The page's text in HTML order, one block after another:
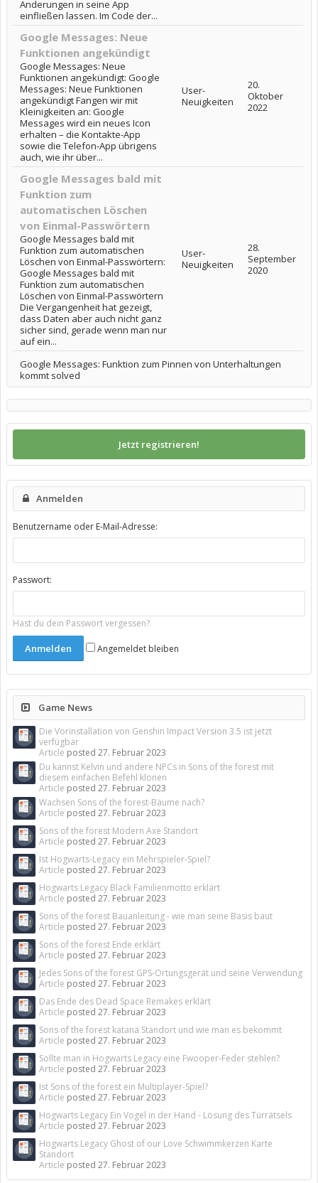
Änderungen in seine App
einfließen lassen. Im Code der...
Google Messages: Neue
Funktionen angekündigt
Google Messages: Neue
Funktionen angekündigt: Google
Messages: Neue Funktionen
angekündigt Fangen wir mit
Kleinigkeiten an: Google
Messages wird ein neues Icon
erhalten – die Kontakte-App
sowie die Telefon-App übrigens
auch, wie ihr über...
User-
Neuigkeiten
20.
Oktober
2022
Google Messages bald mit
Funktion zum
automatischen Löschen
von Einmal-Passwörtern
Google Messages bald mit
Funktion zum automatischen
Löschen von Einmal-Passwörtern:
Google Messages bald mit
Funktion zum automatischen
Löschen von Einmal-Passwörtern
Die Vergangenheit hat gezeigt,
dass Daten aber auch nicht ganz
sicher sind, gerade wenn man nur
auf ein...
User-
Neuigkeiten
28.
September
2020
Google Messages: Funktion zum Pinnen von Unterhaltungen
kommt solved
Jetzt registrieren!
Anmelden
Benutzername oder E-Mail-Adresse:
Passwort:
Hast du dein Passwort vergessen?
Angemeldet bleiben
Game News
Die Vorinstallation von Genshin Impact Version 3.5 ist jetzt
verfügbar
Article posted 27. Februar 2023
Du kannst Kelvin und andere NPCs in Sons of the forest mit
diesem einfachen Befehl klonen
Article posted 27. Februar 2023
Wachsen Sons of the forest-Bäume nach?
Article posted 27. Februar 2023
Sons of the forest Modern Axe Standort
Article posted 27. Februar 2023
Ist Hogwarts-Legacy ein Mehrspieler-Spiel?
Article posted 27. Februar 2023
Hogwarts Legacy Black Familienmotto erklärt
Article posted 27. Februar 2023
Sons of the forest Bauanleitung - wie man seine Basis baut
Article posted 27. Februar 2023
Sons of the forest Ende erklärt
Article posted 27. Februar 2023
Jedes Sons of the forest GPS-Ortungsgerät und seine Verwendung
Article posted 27. Februar 2023
Das Ende des Dead Space Remakes erklärt
Article posted 27. Februar 2023
Sons of the forest katana Standort und wie man es bekommt
Article posted 27. Februar 2023
Sollte man in Hogwarts Legacy eine Fwooper-Feder stehlen?
Article posted 27. Februar 2023
Ist Sons of the forest ein Multiplayer-Spiel?
Article posted 27. Februar 2023
Hogwarts Legacy Ein Vogel in der Hand - Lösung des Türrätsels
Article posted 27. Februar 2023
Hogwarts Legacy Ghost of our Love Schwimmkerzen Karte
Standort
Article posted 27. Februar 2023